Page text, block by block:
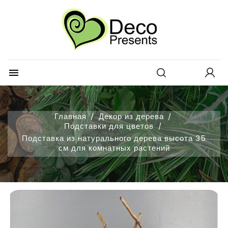
Добавить в избранное
Create new list
Create wishlist
Отмена Create wishlist
You need to be logged in to save products in your
Отмена Войти

Главная
Декор из дерева
Подставки для цветов
Подставка из натурального дерева высота 35
см для комнатных растений